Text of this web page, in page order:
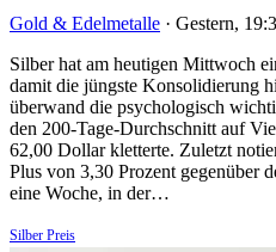
Gold & Edelmetalle · Gestern,
Silber hat am heutigen Mittwoch
damit die jüngste Konsolidierung
überwand die psychologisch
den 200-Tage-Durchschnitt auf
62,00 Dollar kletterte. Zuletzt
Plus von 3,30 Prozent gegenüber
eine Woche, in der…
Silber Preis